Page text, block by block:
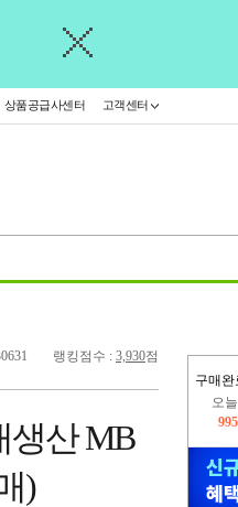
상품공급사센터 고객센터
구매완
랭킹점수 : 3,930점
생산 MB
)